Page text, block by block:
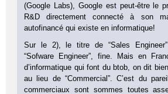
(Google Labs), Google est peut-être le
R&D directement connecté à son
autofinancé qui existe en informatique!
Sur le 2), le titre de “Sales
“Sofware Engineer”, fine. Mais en
d’informatique qui font du btob, on dit bien
au lieu de “Commercial”. C’est du
commerciaux sont sommes toutes